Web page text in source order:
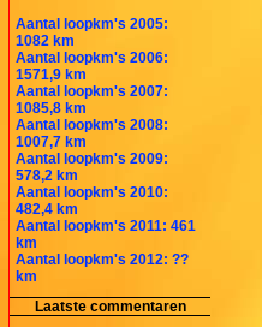
Aantal loopkm's 2005:
1082 km
Aantal loopkm's 2006:
1571,9 km
Aantal loopkm's 2007:
1085,8 km
Aantal loopkm's 2008:
1007,7 km
Aantal loopkm's 2009:
578,2 km
Aantal loopkm's 2010:
482,4 km
Aantal loopkm's 2011: 461
km
Aantal loopkm's 2012: ??
km
Laatste commentaren